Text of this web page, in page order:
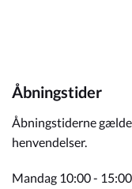
Åbningstider
Åbningstiderne
henvendelser.
Mandag 10:00 - 15:00